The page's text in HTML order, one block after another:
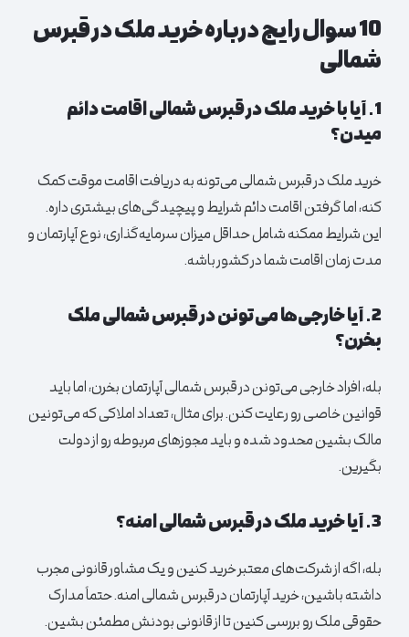
10 سوال رایج درباره خرید ملک در قبرس
شمالی
1. آیا با خرید ملک در قبرس شمالی اقامت دائم
میدن؟
خرید ملک در قبرس شمالی می‌تونه به دریافت اقامت موقت کمک
کنه، اما گرفتن اقامت دائم شرایط و پیچیدگی‌های بیشتری داره.
این شرایط ممکنه شامل حداقل میزان سرمایه‌گذاری، نوعآپارتمانو
مدت زمان اقامت شما در کشور باشه.
2. آیا خارجی‌ها می‌تونن در قبرس شمالی ملک
بخرن؟
بله، افراد خارجی می‌تونن در قبرس شمالیآپارتمانبخرن، اما باید
قوانین خاصی رو رعایت کنن. برای مثال، تعداد املاکی که می‌تونین
مالک بشین محدود شده و باید مجوزهای مربوطه رو از دولت
بگیرین.
3. آیا خرید ملک در قبرس شمالی امنه؟
بله، اگه از شرکت‌های معتبر خرید کنین و یک مشاور قانونی مجرب
داشته باشین، خریدآپارتماندر قبرس شمالی امنه. حتماً مدارک
حقوقی ملک رو بررسی کنین تا از قانونی بودنش مطمئن بشین.